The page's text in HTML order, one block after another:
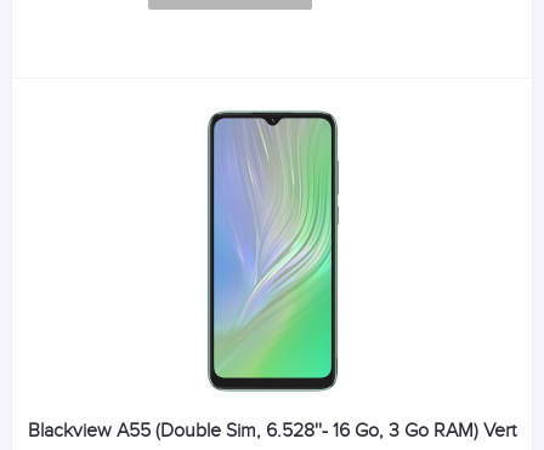
Blackview A55 (Double Sim, 6.528''- 16 Go, 3 Go RAM) Vert